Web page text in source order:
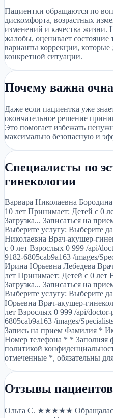
Пациентки обращаются по
дискомфорта, возрастных
изменений и качества жизни.
жалобы, оценивает состояние
варианты коррекции, которые
конкретной ситуации.
Почему важна
Даже если пациентка уже
окончательное решение
Это помогает избежать
максимально безопасную и
Специалисты по
гинекологии
Варвара Николаевна
10 лет Принимает: Детей с 0
Загрузка... Записаться на
Выберите услугу: Выберите
Николаевна Врач-акушер-
с 0 лет Взрослых 0 999 /api/
9182-6805cab9a163 /images/
Ирина Юрьевна Лебедева
лет Принимает: Детей с 0 лет
Загрузка... Записаться на
Выберите услугу: Выберите
Юрьевна Врач-акушер-
лет Взрослых 0 999 /api/
6805cab9a163 /images/
Запись на прием Фамилия *
Номер телефона * * Заполняя
политикой
отмеченные *, обязательны
Отзывы пациентов
Ольга С. ★★★★★ Обращалась